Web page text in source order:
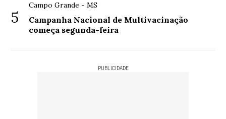
5
Campo Grande - MS
Campanha Nacional de Multivacinação
começa segunda-feira
PUBLICIDADE